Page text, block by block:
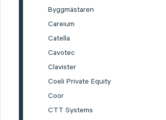
Byggmästaren
Careium
Catella
Cavotec
Clavister
Coeli Private Equity
Coor
CTT Systems